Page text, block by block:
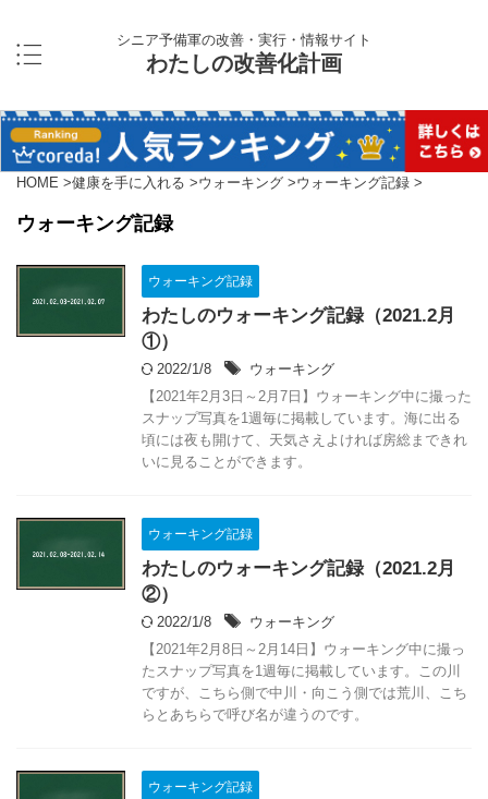
シニア予備軍の改善・実行・情報サイト
わたしの改善化計画
HOME >健康を手に入れる >ウォーキング >ウォーキング記録 >
ウォーキング記録
ウォーキング記録
わたしのウォーキング記録（2021.2月
①）
2022/1/8
ウォーキング
【2021年2月3日～2月7日】ウォーキング中に撮った
スナップ写真を1週毎に掲載しています。海に出る
頃には夜も開けて、天気さえよければ房総まできれ
いに見ることができます。
ウォーキング記録
わたしのウォーキング記録（2021.2月
②）
2022/1/8
ウォーキング
【2021年2月8日～2月14日】ウォーキング中に撮っ
たスナップ写真を1週毎に掲載しています。この川
ですが、こちら側で中川・向こう側では荒川、こち
らとあちらで呼び名が違うのです。
ウォーキング記録